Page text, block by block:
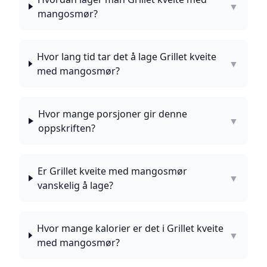
mangosmør?
▼
Hvor lang tid tar det å lage Grillet kveite
med mangosmør?
▼
Hvor mange porsjoner gir denne
oppskriften?
▼
Er Grillet kveite med mangosmør
vanskelig å lage?
▼
Hvor mange kalorier er det i Grillet kveite
med mangosmør?
▼